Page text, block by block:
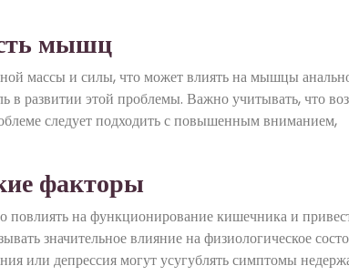
мышц
массы и силы, что может влиять на мышцы
в развитии этой проблемы. Важно учитывать, что
следует подходить с повышенным вниманием,
факторы
повлиять на функционирование кишечника и
значительное влияние на физиологическое
или депрессия могут усугублять симптомы